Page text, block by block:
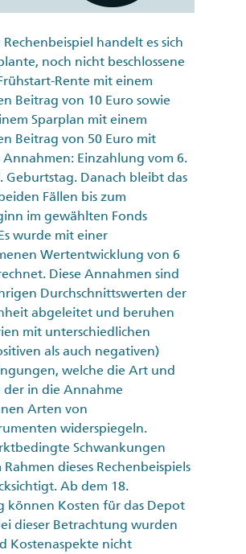
Rechenbeispiel handelt es sich
noch nicht beschlossene
Rente mit einem
Beitrag von 10 Euro sowie
Sparplan mit einem
Beitrag von 50 Euro mit
Einzahlung vom 6.
Geburtstag. Danach bleibt das
Fällen bis zum
im gewählten Fonds
wurde mit einer
Wertentwicklung von 6
Diese Annahmen sind
Durchschnittswerten der
abgeleitet und beruhen
mit unterschiedlichen
als auch negativen)
welche die Art und
der in die Annahme
Arten von
widerspiegeln.
Schwankungen
dieses Rechenbeispiels
Ab dem 18.
können Kosten für das Depot
dieser Betrachtung wurden
Kostenaspekte nicht